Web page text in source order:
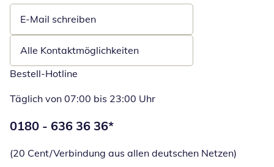
E-Mail schreiben
Öffnet E-Mail-Client
Alle Kontaktmöglichkeiten
Bestell-Hotline
Täglich von 07:00 bis 23:00 Uhr
Telefonnummer:
0180 - 636 36 36*
(20 Cent/Verbindung aus allen deutschen Netzen)